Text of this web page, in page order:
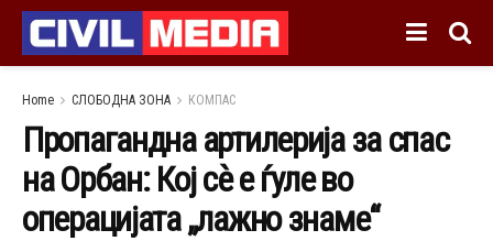
Home СЛОБОДНА ЗОНА КОМПАС
Пропагандна артилерија за спас
на Орбан: Кој сѐ е ѓуле во
операцијата „лажно знаме“